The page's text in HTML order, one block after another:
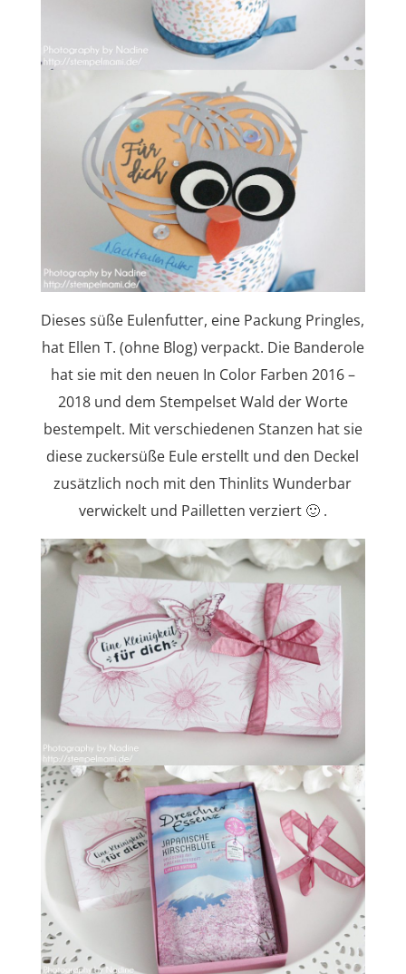
Dieses süße Eulenfutter, eine Packung Pringles,
hat Ellen T. (ohne Blog) verpackt. Die Banderole
hat sie mit den neuen In Color Farben 2016 –
2018 und dem Stempelset Wald der Worte
bestempelt. Mit verschiedenen Stanzen hat sie
diese zuckersüße Eule erstellt und den Deckel
zusätzlich noch mit den Thinlits Wunderbar
verwickelt und Pailletten verziert 🙂 .